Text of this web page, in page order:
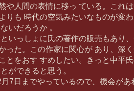
や人間の表情に移っ ている。これ
りも 時代の空気みたいなものが変
いだろうか 。
いっしょに氏の著作の販売もあり
った。この作家に関心が あり、深
とをおす すめしたい。きっと中平
ができると思う。
7日までやっているので、機会があ